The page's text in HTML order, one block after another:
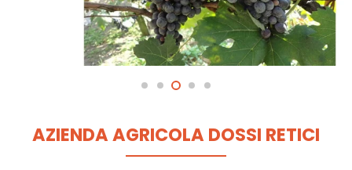
AZIENDA AGRICOLA DOSSI RETICI